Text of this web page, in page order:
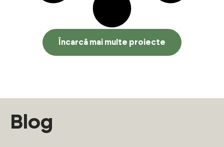
Încarcă mai multe proiecte
Blog